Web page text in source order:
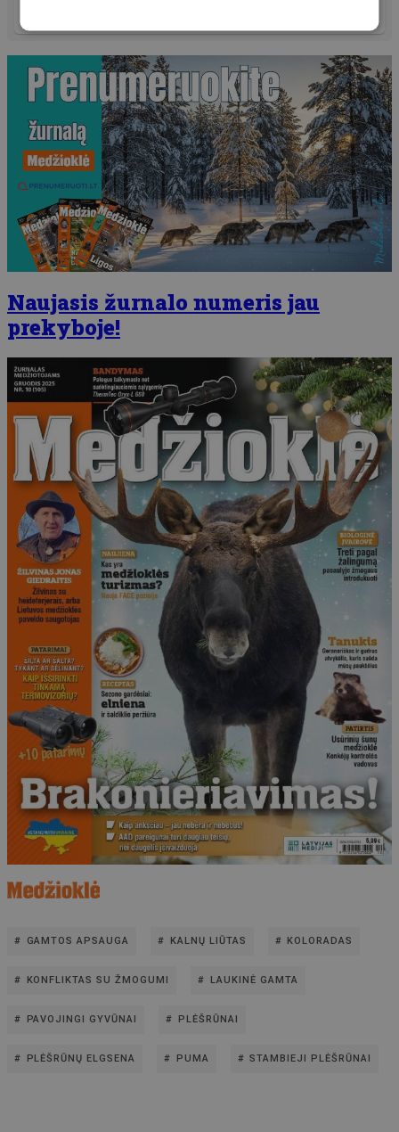
Naujasis žurnalo numeris jau
prekyboje!
GAMTOS APSAUGA KALNŲ LIŪTAS KOLORADAS
KONFLIKTAS SU ŽMOGUMI LAUKINĖ GAMTA
PAVOJINGI GYVŪNAI PLĖŠRŪNAI
PLĖŠRŪNŲ ELGSENA PUMA STAMBIEJI PLĖŠRŪNAI